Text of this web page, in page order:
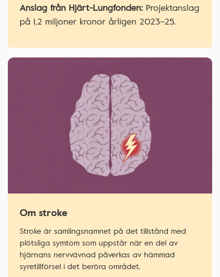
Anslag från Hjärt-Lungfonden: Projektanslag
på 1,2 miljoner kronor årligen 2023–25.
Om stroke
Stroke är samlingsnamnet på det tillstånd med
plötsliga symtom som uppstår när en del av
hjärnans nervvävnad påverkas av hämmad
syretillförsel i det beröra området.